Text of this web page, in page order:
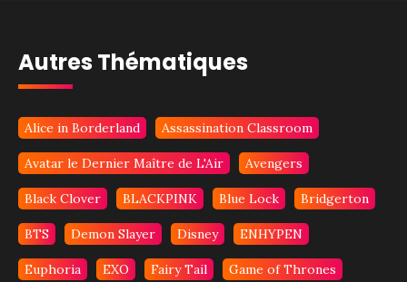
Autres Thématiques
Alice in Borderland Assassination Classroom
Avatar le Dernier Maître de L'Air Avengers
Black Clover BLACKPINK Blue Lock Bridgerton
BTS Demon Slayer Disney ENHYPEN
Euphoria EXO Fairy Tail Game of Thrones